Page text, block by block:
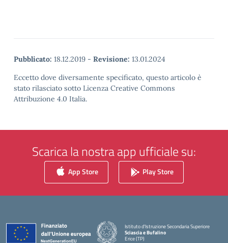
Pubblicato: 18.12.2019 - Revisione: 13.01.2024
Eccetto dove diversamente specificato, questo articolo è
stato rilasciato sotto Licenza Creative Commons
Attribuzione 4.0 Italia.
Scarica la nostra app ufficiale su:
App Store Play Store
Istituto d'Istruzione Secondaria Superiore
Sciascia e Bufalino
Erice (TP)